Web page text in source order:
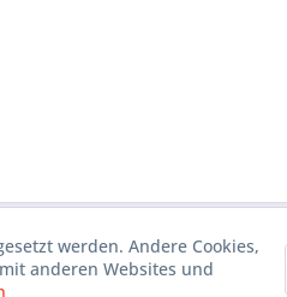
werden. Andere Cookies,
anderen Websites und